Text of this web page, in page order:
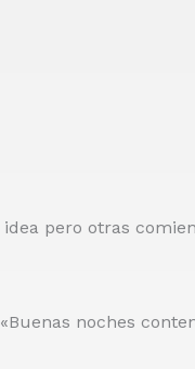
pero otras
noches